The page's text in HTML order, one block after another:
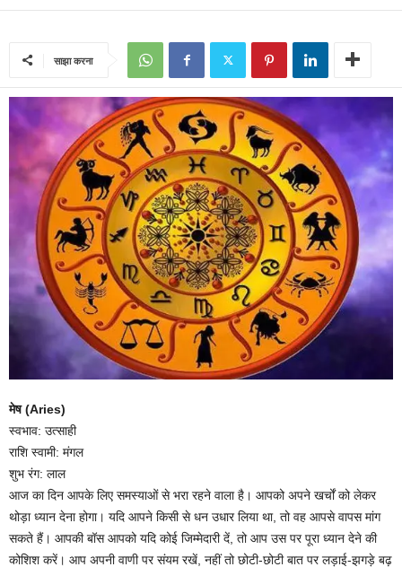
साझा करना
मेष (Aries)
स्वभाव: उत्साही
राशि स्वामी: मंगल
शुभ रंग: लाल
आज का दिन आपके लिए समस्याओं से भरा रहने वाला है। आपको अपने खर्चों को लेकर
थोड़ा ध्यान देना होगा। यदि आपने किसी से धन उधार लिया था, तो वह आपसे वापस मांग
सकते हैं। आपकी बॉस आपको यदि कोई जिम्मेदारी दें, तो आप उस पर पूरा ध्यान देने की
कोशिश करें। आप अपनी वाणी पर संयम रखें, नहीं तो छोटी-छोटी बात पर लड़ाई-झगड़े बढ़